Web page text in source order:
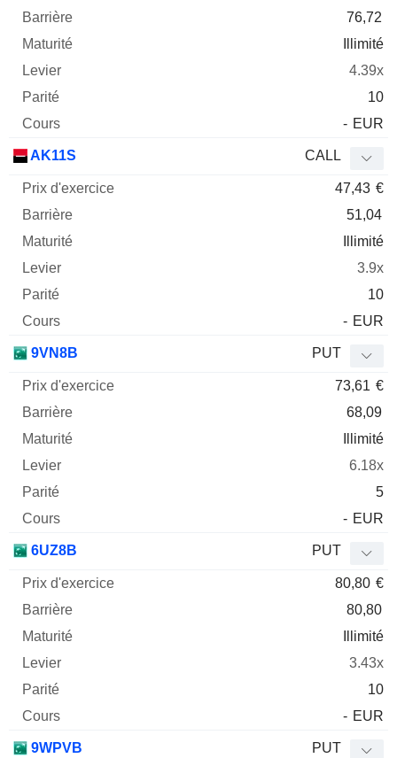
76,72
Illimité
4.39x
10
- EUR
AK11S CALL
47,43 €
51,04
Illimité
3.9x
10
- EUR
9VN8B PUT
73,61 €
68,09
Illimité
6.18x
5
- EUR
6UZ8B PUT
80,80 €
80,80
Illimité
3.43x
10
- EUR
9WPVB PUT